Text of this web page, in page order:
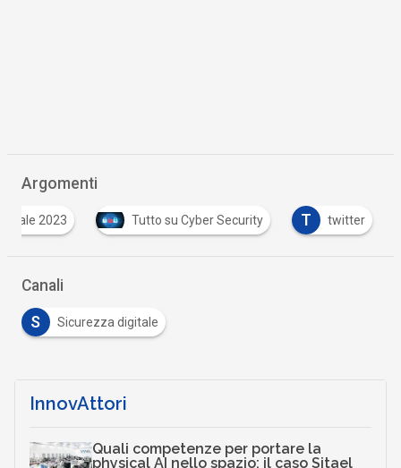
Argomenti
2023 Tutto su Cyber Security T twitter
Canali
S Sicurezza digitale
InnovAttori
Quali competenze per portare la
physical AI nello spazio: il caso Sitael